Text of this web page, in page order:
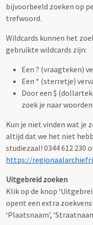
bijvoorbeeld zoeken op
trefwoord.
Wildcards kunnen het
gebruikte wildcards zijn:
Een ? (vraagteken)
Een * (sterretje)
Door een $
zoek je naar
Kun je niet vinden wat je
altijd dat we het niet
studiezaal! 0344 612 230
https://
Uitgebreid zoeken
Klik op de knop
opent een extra
‘Plaatsnaam’,